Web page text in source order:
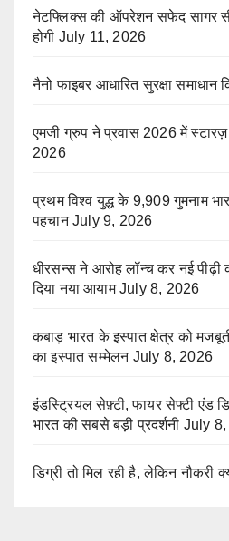
नेटफ्लिक्स की ऑपरेशन सफेद सागर
होगी July 11, 2026
नैनो फाइबर आधारित सुरक्षा समाधान
एमजी ग्रुप ने प्रवास 2026 में
2026
प्रथम विश्व युद्ध के 9,909 गुमनाम
पहचान July 9, 2026
धीरसन्स ने आरोह लॉन्च कर नई पीढ़ी
दिया नया आयाम July 8, 2026
कबाड़ भारत के इस्पात क्षेत्र को
का इस्पात सम्मेलन July 8, 2026
इंडस्ट्रियल सेफ़्टी, फायर सेफ्टी एंड
भारत की सबसे बड़ी प्रदर्शनी July
डिग्री तो मिल रही है, लेकिन नौकरी